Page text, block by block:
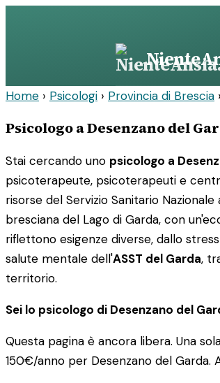
Home › Psicologi › Provincia di Brescia ›
Psicologo a Desenzano del
Stai cercando uno psicologo a
psicoterapeute, psicoterapeuti e
risorse del Servizio Sanitario
bresciana del Lago di Garda, con
riflettono esigenze diverse, dallo
salute mentale dell'ASST del Garda,
territorio.
Sei lo psicologo di Desenzano del
Questa pagina è ancora libera. Una
150€/anno per Desenzano del Garda.